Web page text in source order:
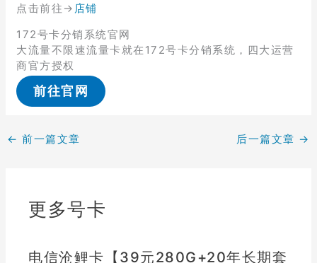
点击前往→ 店铺
172号卡分销系统官网
大流量不限速流量卡就在172号卡分销系统，四大运营
商官方授权
前往官网
← 前一篇文章 后一篇文章 →
更多号卡
电信沧鲤卡【39元280G+20年长期套